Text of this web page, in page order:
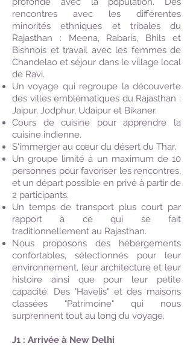
rencontres avec les différentes
minorités ethniques et tribales du
Rajasthan : Meena, Rabaris, Bhils et
Bishnois et travail avec les femmes de
Chandelao et séjour dans le village local
de Ravi.
Un voyage qui regroupe la découverte
des villes emblématiques du Rajasthan :
Jaipur, Jodphur, Udaipur et Bikaner.
Cours de cuisine pour apprendre la
cuisine indienne.
S'immerger au cœur du désert du Thar.
Un groupe limité à un maximum de 10
personnes pour favoriser les rencontres,
et un départ possible en privé à partir de
2 participants.
Un temps de transport plus court par
rapport à ce qui se fait
traditionnellement au Rajasthan.
Nous proposons des hébergements
confortables, sélectionnés pour leur
environnement, leur architecture et leur
histoire ainsi que pour leur petite
capacité. Des "Havelis" et des maisons
classées "Patrimoine" qui nous
surprennent tout au long du voyage.
J1 : Arrivée à New Delhi